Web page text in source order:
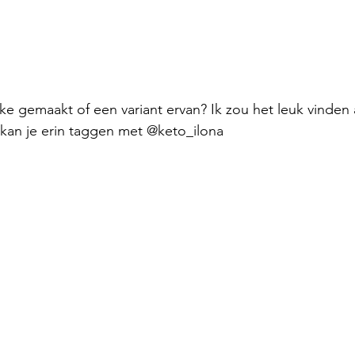
gemaakt of een variant ervan? Ik zou het leuk
je erin taggen met @keto_ilona